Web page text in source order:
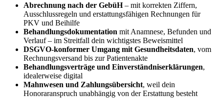
Abrechnung nach der GebüH– mit korrekten Ziffern,
Ausschlussregeln und erstattungsfähigen Rechnungen für
PKV und Beihilfe
Behandlungsdokumentation mit Anamnese, Befunden und
Verlauf – im Streitfall dein wichtigstes Beweismittel
DSGVO-konformer Umgang mit Gesundheitsdaten, vom
Rechnungsversand bis zur Patientenakte
Behandlungsverträge und Einverständniserklärungen,
idealerweise digital
Mahnwesen und Zahlungsübersicht, weil dein
Honoraranspruch unabhängig von der Erstattung besteht